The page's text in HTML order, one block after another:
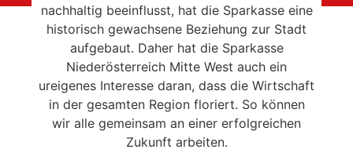
nachhaltig beeinflusst, hat die Sparkasse eine
historisch gewachsene Beziehung zur Stadt
aufgebaut. Daher hat die Sparkasse
Niederösterreich Mitte West auch ein
ureigenes Interesse daran, dass die Wirtschaft
in der gesamten Region floriert. So können
wir alle gemeinsam an einer erfolgreichen
Zukunft arbeiten.